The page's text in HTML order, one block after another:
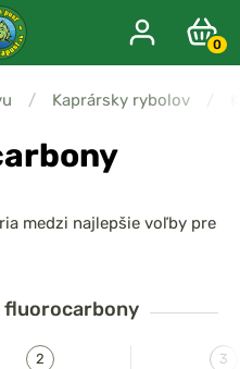
0
/ Kaprársky rybolov
medzi najlepšie voľby pre
, ako aj prenávazce
fluorocarbony